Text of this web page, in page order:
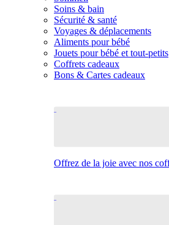
Soins & bain
Sécurité & santé
Voyages & déplacements
Aliments pour bébé
Jouets pour bébé et tout-petits
Coffrets cadeaux
Bons & Cartes cadeaux
Offrez de la joie avec nos